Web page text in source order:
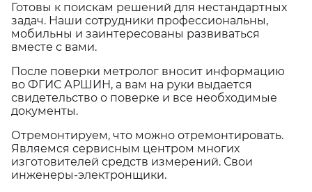
Готовы к поискам решений для нестандартных
задач. Наши сотрудники профессиональны,
мобильны и заинтересованы развиваться
вместе с вами.
После поверки метролог вносит информацию
во ФГИС АРШИН, а вам на руки выдается
свидетельство о поверке и все необходимые
документы.
Отремонтируем, что можно отремонтировать.
Являемся сервисным центром многих
изготовителей средств измерений. Свои
инженеры-электронщики.